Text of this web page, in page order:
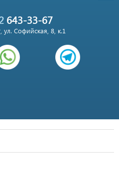
643-33-67
ул. Софийская, 8, к.1